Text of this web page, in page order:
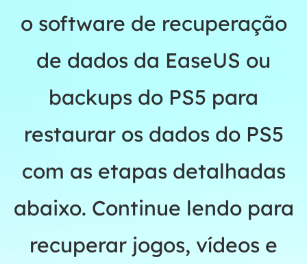
o software de recuperação
de dados da EaseUS ou
backups do PS5 para
restaurar os dados do PS5
com as etapas detalhadas
abaixo. Continue lendo para
recuperar jogos, vídeos e